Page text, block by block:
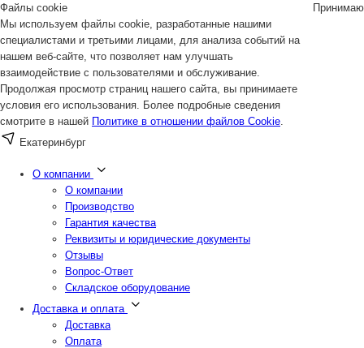
Файлы cookie
Мы используем файлы cookie, разработанные нашими
специалистами и третьими лицами, для анализа событий на
нашем веб-сайте, что позволяет нам улучшать
взаимодействие с пользователями и обслуживание.
Продолжая просмотр страниц нашего сайта, вы принимаете
условия его использования. Более подробные сведения
смотрите в нашей Политике в отношении файлов Cookie.
Принимаю
Екатеринбург
О компании
О компании
Производство
Гарантия качества
Реквизиты и юридические документы
Отзывы
Вопрос-Ответ
Складское оборудование
Доставка и оплата
Доставка
Оплата